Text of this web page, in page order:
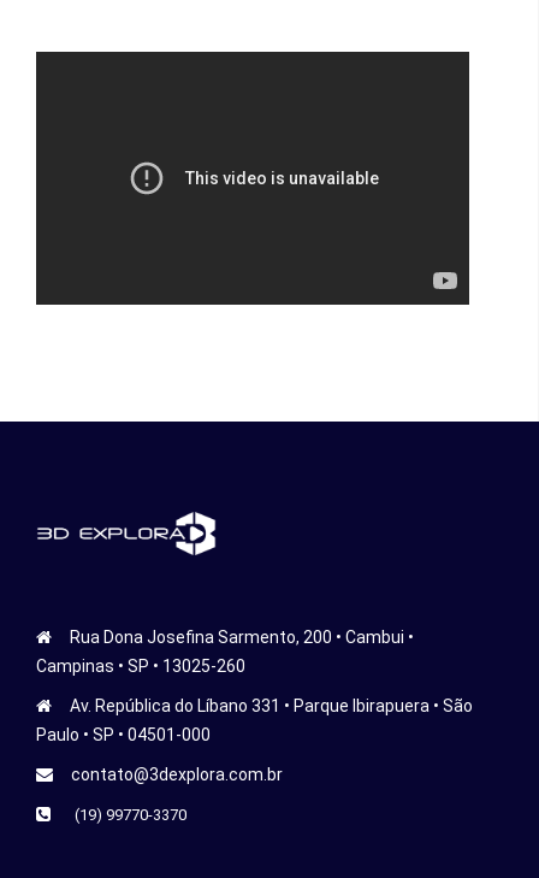
Rua Dona Josefina Sarmento, 200 • Cambui •
Campinas • SP • 13025-260
Av. República do Líbano 331 • Parque Ibirapuera • São
Paulo • SP • 04501-000
contato@3dexplora.com.br
(19) 99770-3370